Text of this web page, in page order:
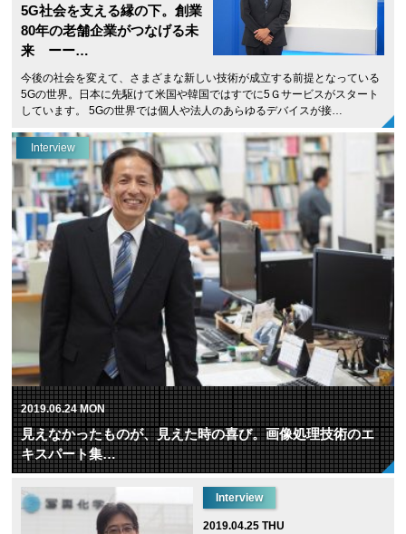
5G社会を支える縁の下。創業
80年の老舗企業がつなげる未
来 ーー…
今後の社会を変えて、さまざまな新しい技術が成立する前提となっている
5Gの世界。日本に先駆けて米国や韓国ではすでに5Ｇサービスがスタート
しています。 5Gの世界では個人や法人のあらゆるデバイスが接…
Interview
2019.06.24 MON
見えなかったものが、見えた時の喜び。画像処理技術のエ
キスパート集…
Interview
2019.04.25 THU